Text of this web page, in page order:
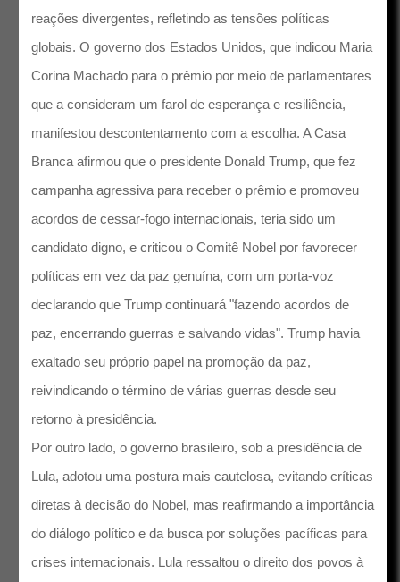
reações divergentes, refletindo as tensões políticas
globais. O governo dos Estados Unidos, que indicou Maria
Corina Machado para o prêmio por meio de parlamentares
que a consideram um farol de esperança e resiliência,
manifestou descontentamento com a escolha. A Casa
Branca afirmou que o presidente Donald Trump, que fez
campanha agressiva para receber o prêmio e promoveu
acordos de cessar-fogo internacionais, teria sido um
candidato digno, e criticou o Comitê Nobel por favorecer
políticas em vez da paz genuína, com um porta-voz
declarando que Trump continuará "fazendo acordos de
paz, encerrando guerras e salvando vidas". Trump havia
exaltado seu próprio papel na promoção da paz,
reivindicando o término de várias guerras desde seu
retorno à presidência.
Por outro lado, o governo brasileiro, sob a presidência de
Lula, adotou uma postura mais cautelosa, evitando críticas
diretas à decisão do Nobel, mas reafirmando a importância
do diálogo político e da busca por soluções pacíficas para
crises internacionais. Lula ressaltou o direito dos povos à